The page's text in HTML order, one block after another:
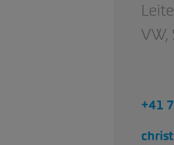
VW,
+41